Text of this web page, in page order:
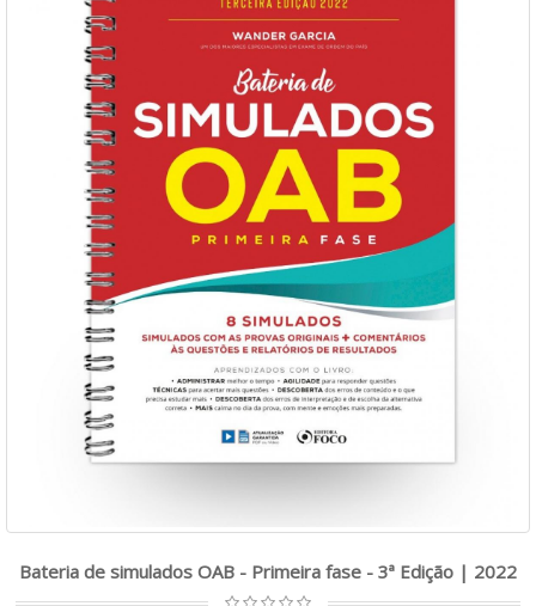
Bateria de simulados OAB - Primeira fase - 3ª Edição | 2022